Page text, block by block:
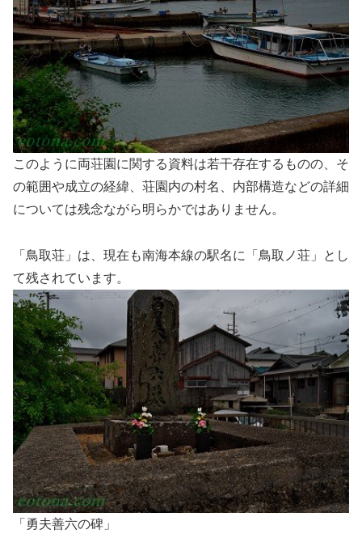
このように両荘園に関する資料は若干存在するものの、そ
の範囲や成立の経緯、荘園内の村名、内部構造などの詳細
については残念ながら明らかではありません。
「鳥取荘」は、現在も南海本線の駅名に「鳥取ノ荘」とし
て残されています。
「勇夫善六の碑」